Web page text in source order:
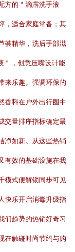
方的＂滴露洗手液
，适合家庭常备；其
荟精华，洗后手部滋
＂，创意压嘴设计能
来乐趣。强调环保的
香料在户外出行圈中
交量排序指标确定最
净如新。从这些热销
有效的基础设施在我
模式便解锁同步可见
快乐开启消毒升级指
们趋势的热销好奇习
在触碰时尚节约与购